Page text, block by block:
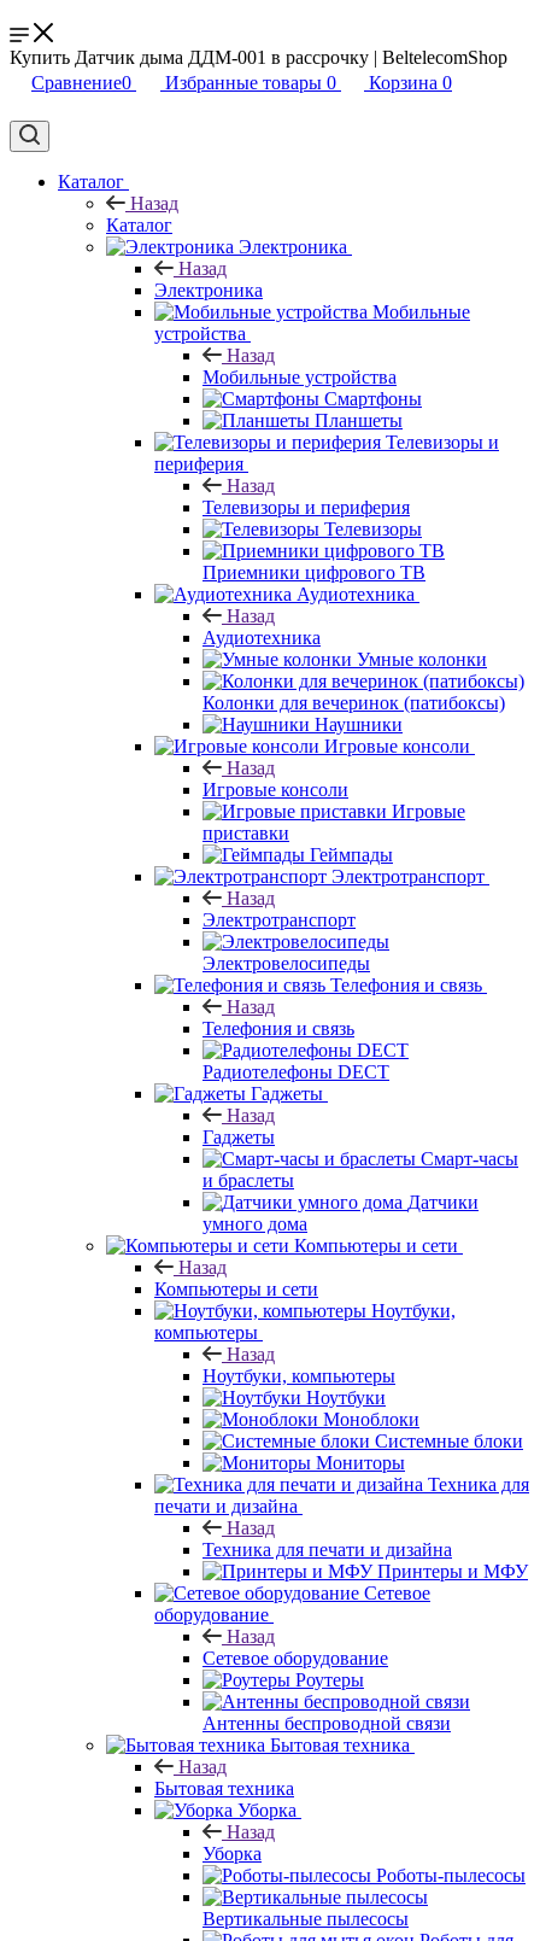
Купить Датчик дыма ДДМ-001 в рассрочку | BeltelecomShop
Сравнение0 Избранные товары 0 Корзина 0
Каталог
Назад
Каталог
Электроника
Назад
Электроника
Мобильные
устройства
Назад
Мобильные устройства
Смартфоны
Планшеты
Телевизоры и
периферия
Назад
Телевизоры и периферия
Телевизоры
Приемники цифрового ТВ
Аудиотехника
Назад
Аудиотехника
Умные колонки
Колонки для вечеринок (патибоксы)
Наушники
Игровые консоли
Назад
Игровые консоли
Игровые
приставки
Геймпады
Электротранспорт
Назад
Электротранспорт
Электровелосипеды
Телефония и связь
Назад
Телефония и связь
Радиотелефоны DECT
Гаджеты
Назад
Гаджеты
Смарт-часы
и браслеты
Датчики
умного дома
Компьютеры и сети
Назад
Компьютеры и сети
Ноутбуки,
компьютеры
Назад
Ноутбуки, компьютеры
Ноутбуки
Моноблоки
Системные блоки
Мониторы
Техника для
печати и дизайна
Назад
Техника для печати и дизайна
Принтеры и МФУ
Сетевое
оборудование
Назад
Сетевое оборудование
Роутеры
Антенны беспроводной связи
Бытовая техника
Назад
Бытовая техника
Уборка
Назад
Уборка
Роботы-пылесосы
Вертикальные пылесосы